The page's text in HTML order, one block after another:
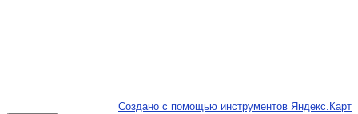
Создано с помощью инструментов Яндекс.Карт